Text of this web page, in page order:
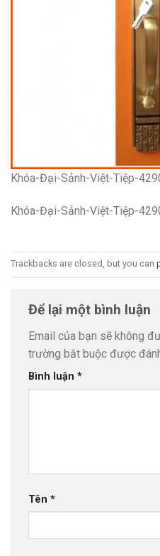
Khóa-Đại-Sảnh-Việt-Tiệp-
Khóa-Đại-Sảnh-Việt-Tiệp-
Trackbacks are closed, but you can
Để lại một bình luận
Email của bạn sẽ không
trường bắt buộc được
Bình luận *
Tên *